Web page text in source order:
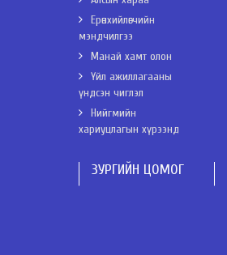
Ерөнхийлөгчийн
мэндчилгээ
Манай хамт олон
Үйл ажиллагааны
үндсэн чиглэл
Нийгмийн
хариуцлагын хүрээнд
ЗУРГИЙН ЦОМОГ